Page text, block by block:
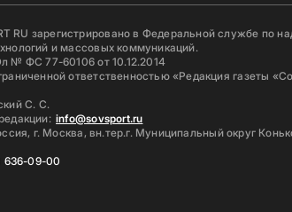
RU зарегистрировано в Федеральной службе по
и массовых коммуникаций.
№ ФС 77-60106 от 10.12.2014
ответственностью «Редакция газеты
С. С.
info@sovsport.ru
г. Москва, вн.тер.г. Муниципальный округ
636-09-00